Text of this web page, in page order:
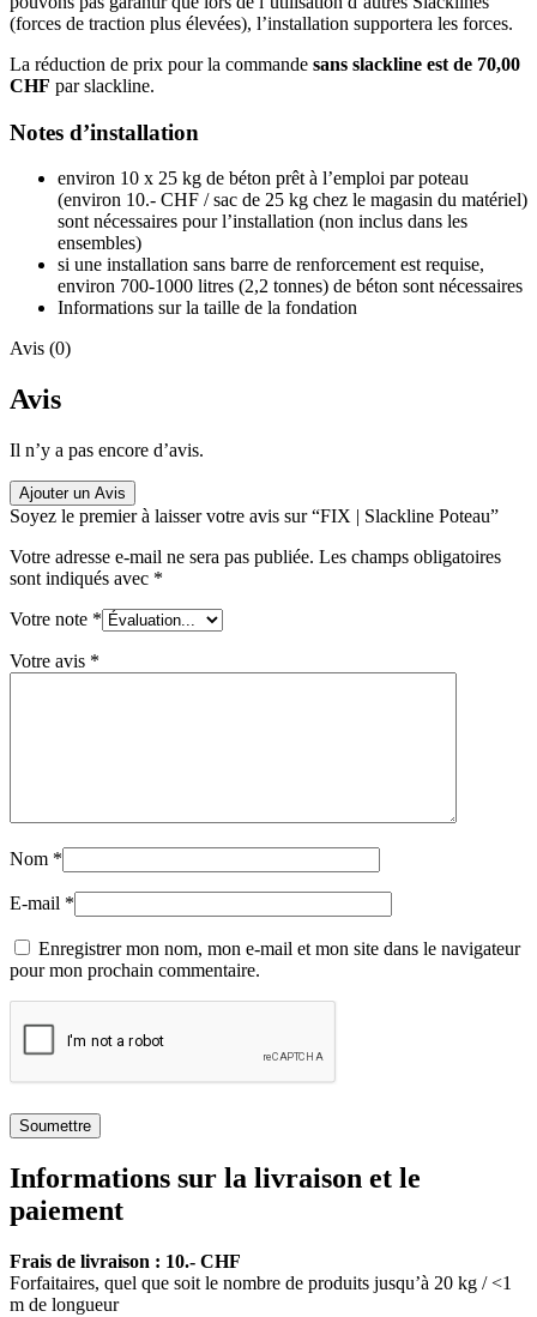
(forces de traction plus élevées), l’installation supportera les forces.
La réduction de prix pour la commande sans slackline est de 70,00
CHF par slackline.
Notes d’installation
environ 10 x 25 kg de béton prêt à l’emploi par poteau
(environ 10.- CHF / sac de 25 kg chez le magasin du matériel)
sont nécessaires pour l’installation (non inclus dans les
ensembles)
si une installation sans barre de renforcement est requise,
environ 700-1000 litres (2,2 tonnes) de béton sont nécessaires
Informations sur la taille de la fondation
Avis (0)
Avis
Il n’y a pas encore d’avis.
Ajouter un Avis
Soyez le premier à laisser votre avis sur “FIX | Slackline Poteau”
Votre adresse e-mail ne sera pas publiée. Les champs obligatoires
sont indiqués avec *
Votre note *
Votre avis *
Nom *
E-mail *
Enregistrer mon nom, mon e-mail et mon site dans le navigateur
pour mon prochain commentaire.
Soumettre
Informations sur la livraison et le
paiement
Frais de livraison : 10.- CHF
Forfaitaires, quel que soit le nombre de produits jusqu’à 20 kg / <1
m de longueur